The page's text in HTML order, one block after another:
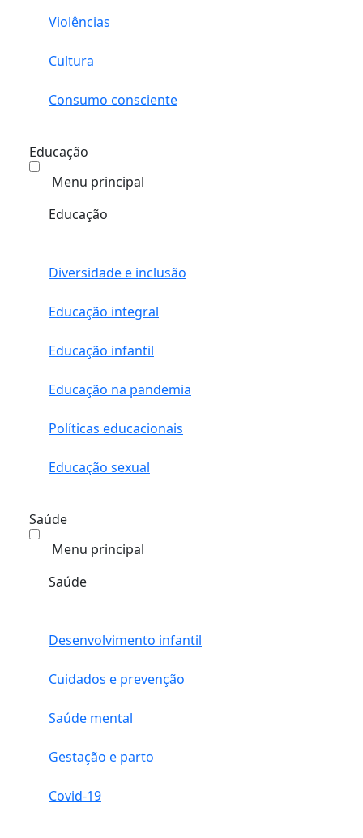
Violências
Cultura
Consumo consciente
Educação
Menu principal
Educação
Diversidade e inclusão
Educação integral
Educação infantil
Educação na pandemia
Políticas educacionais
Educação sexual
Saúde
Menu principal
Saúde
Desenvolvimento infantil
Cuidados e prevenção
Saúde mental
Gestação e parto
Covid-19